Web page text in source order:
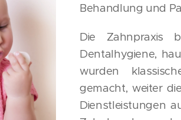
Behandlung und
Die Zahnpraxis
Dentalhygiene,
wurden
gemacht, weiter
Dienstleistungen